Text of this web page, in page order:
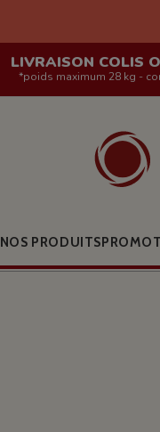
LIVRAISON COLIS
*poids maximum 28 kg -
NOS PRODUITS